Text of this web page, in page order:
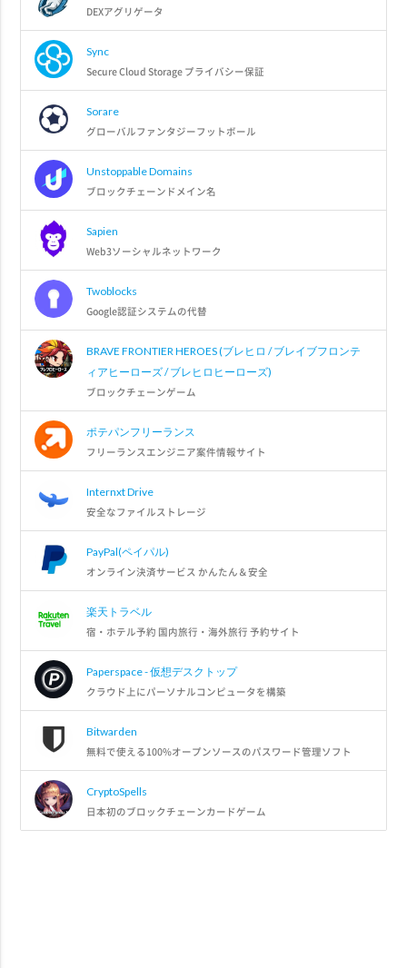
DEXアグリゲータ
Sync
Secure Cloud Storage プライバシー保証
Sorare
グローバルファンタジーフットボール
Unstoppable Domains
ブロックチェーンドメイン名
Sapien
Web3ソーシャルネットワーク
Twoblocks
Google認証システムの代替
BRAVE FRONTIER HEROES (ブレヒロ / ブレイブフロンテ
ィアヒーローズ / ブレヒロヒーローズ)
ブロックチェーンゲーム
ポテパンフリーランス
フリーランスエンジニア案件情報サイト
Internxt Drive
安全なファイルストレージ
PayPal(ペイパル)
オンライン決済サービス かんたん＆安全
楽天トラベル
宿・ホテル予約 国内旅行・海外旅行 予約サイト
Paperspace - 仮想デスクトップ
クラウド上にパーソナルコンピュータを構築
Bitwarden
無料で使える100%オープンソースのパスワード管理ソフト
CryptoSpells
日本初のブロックチェーンカードゲーム